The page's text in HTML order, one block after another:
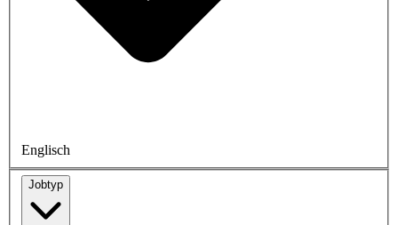
Englisch
Jobtyp